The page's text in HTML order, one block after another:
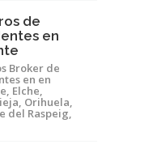
de
en
Broker de
en en
Elche,
Orihuela,
del Raspeig,